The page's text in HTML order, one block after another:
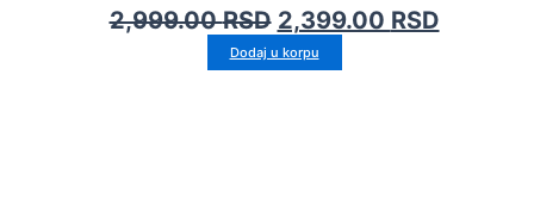
2,999.00RSD 2,399.00 RSD
Dodaj u korpu